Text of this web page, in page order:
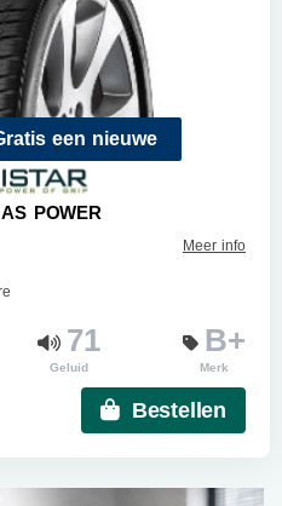
een nieuwe
POWER
Meer info
71
Geluid
B+
Merk
Bestellen